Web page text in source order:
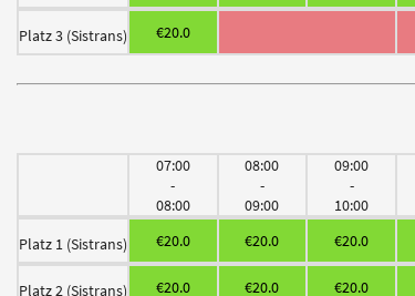
Platz 3 (Sistrans) €20.0
07:00
-
08:00
08:00
-
09:00
09:00
-
10:00
Platz 1 (Sistrans)
€20.0 €20.0 €20.0
Platz 2 (Sistrans) €20.0 €20.0 €20.0